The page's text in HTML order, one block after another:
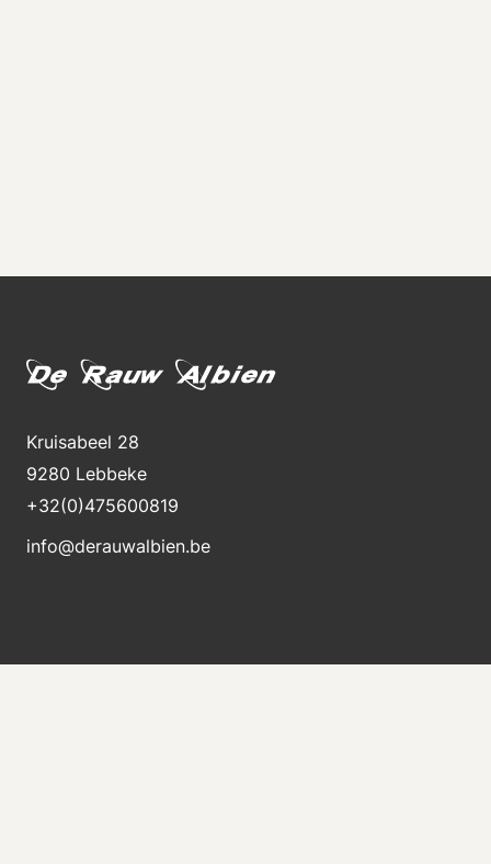
Kruisabeel 28
9280 Lebbeke
+32(0)475600819
info@derauwalbien.be
Blijft op de hoogte van nieuwe voorraad